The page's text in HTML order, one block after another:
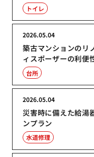
トイレ
築古マンションのリ
ィスポーザーの利便
2026.05.04
台所
災害時に備えた給湯
ンプラン
2026.05.04
水道修理